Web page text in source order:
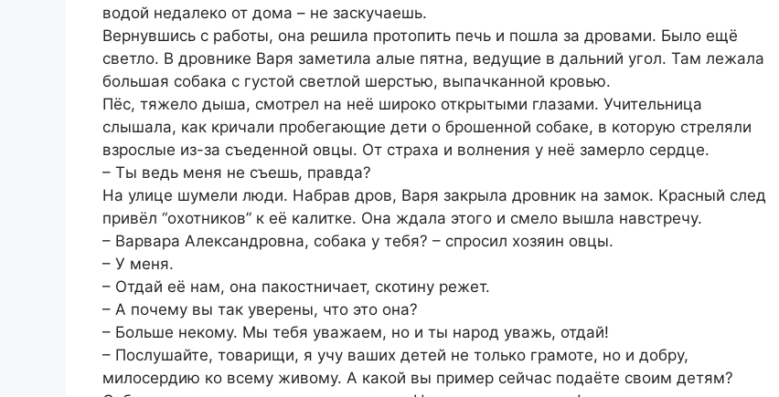
водой недалеко от дома – не заскучаешь.
Вернувшись с работы, она решила протопить печь и пошла за дровами. Было ещё
светло. В дровнике Варя заметила алые пятна, ведущие в дальний угол. Там лежала
большая собака с густой светлой шерстью, выпачканной кровью.
Пёс, тяжело дыша, смотрел на неё широко открытыми глазами. Учительница
слышала, как кричали пробегающие дети о брошенной собаке, в которую стреляли
взрослые из-за съеденной овцы. От страха и волнения у неё замерло сердце.
– Ты ведь меня не съешь, правда?
На улице шумели люди. Набрав дров, Варя закрыла дровник на замок. Красный след
привёл “охотников” к её калитке. Она ждала этого и смело вышла навстречу.
– Варвара Александровна, собака у тебя? – спросил хозяин овцы.
– У меня.
– Отдай её нам, она пакостничает, скотину режет.
– А почему вы так уверены, что это она?
– Больше некому. Мы тебя уважаем, но и ты народ уважь, отдай!
– Послушайте, товарищи, я учу ваших детей не только грамоте, но и добру,
милосердию ко всему живому. А какой вы пример сейчас подаёте своим детям?